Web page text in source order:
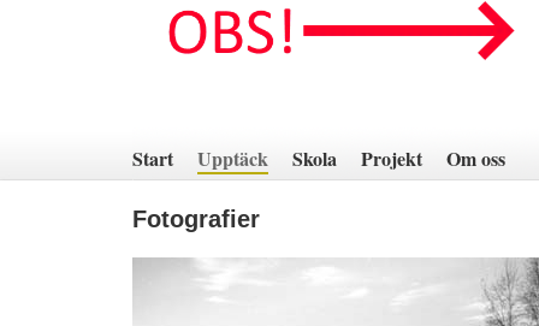
innehåll
Start Upptäck Skola Projekt Om oss
Fotografier